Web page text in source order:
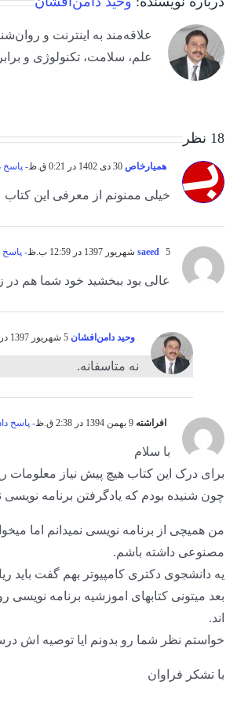
علم، سلامت، تکنولوژی و
18 نظر
همیارخاص - پاسخ
خیلی ممنونم از معرفی این کتاب
saeed 5 شهریور 1397 در 12:59 ب.ظ - پاسخ
عالی بود ببخشید خود شما هم در
وحید دامن‌افشان
نه متاسفانه.
افراشته - پاسخ
با سلام
برای درک این کتاب هیچ پیش نیاز معلومات
چون شنیده بودم که یادگرفتن برنامه
من همیچی از برنامه نویسی نمیدانم اما
مصنوعی داشته باشم.
یه دانشجوی دکتری کامپیوتر بهم گفت
بعد میتونی کتابهای اموزشیه برنامه
اند.
خواستم نظر شما رو بدونم ایا توصیه اش
با تشکر فراوان